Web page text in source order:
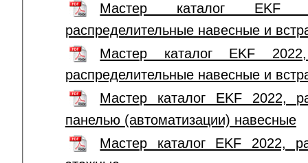
Мастер каталог EKF
распределительные навесные и
Мастер каталог EKF
распределительные навесные и
Мастер каталог EKF 2022,
панелью (автоматизации) навесные
Мастер каталог EKF 2022,